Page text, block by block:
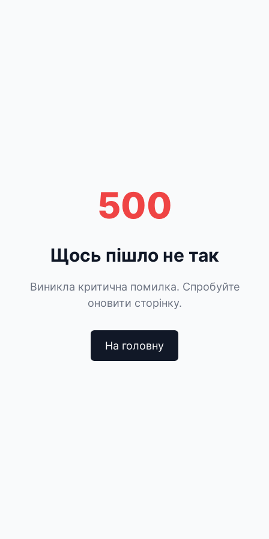
500
Щось пішло не так
Виникла критична помилка. Спробуйте
оновити сторінку.
На головну